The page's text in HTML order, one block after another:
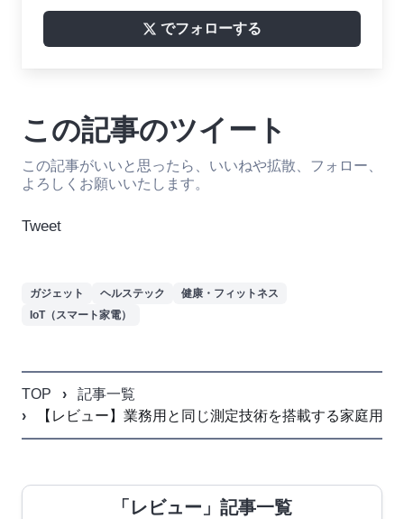
でフォローする
この記事のツイート
この記事がいいと思ったら、いいねや拡散、フォロー、
よろしくお願いいたします。
Tweet
ガジェット ヘルステック
健康・フィットネス
IoT（スマート家電）
TOP
記事一覧
【レビュー】業務用と同じ測定技術を搭載する家庭用
「レビュー」記事一覧